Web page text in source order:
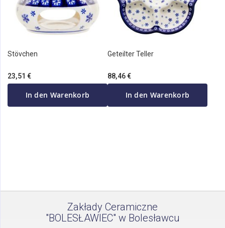
Stövchen
23,51 €
In den Warenkorb
Geteilter Teller
88,46 €
In den Warenkorb
Zakłady Ceramiczne
"BOLESŁAWIEC" w Bolesławcu